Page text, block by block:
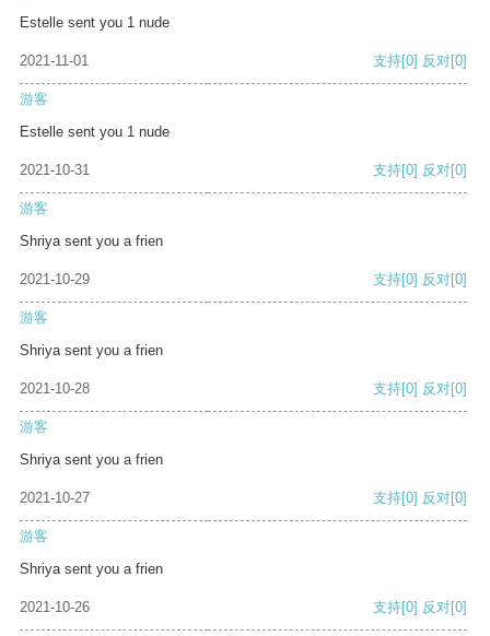
Estelle sent you 1 nude
2021-11-01 支持[0] 反对[0]
游客
Estelle sent you 1 nude
2021-10-31 支持[0] 反对[0]
游客
Shriya sent you a frien
2021-10-29 支持[0] 反对[0]
游客
Shriya sent you a frien
2021-10-28 支持[0] 反对[0]
游客
Shriya sent you a frien
2021-10-27 支持[0] 反对[0]
游客
Shriya sent you a frien
2021-10-26 支持[0] 反对[0]